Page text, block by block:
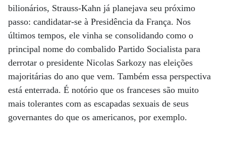
bilionários, Strauss-Kahn já planejava seu próximo
passo: candidatar-se à Presidência da França. Nos
últimos tempos, ele vinha se consolidando como o
principal nome do combalido Partido Socialista para
derrotar o presidente Nicolas Sarkozy nas eleições
majoritárias do ano que vem. Também essa perspectiva
está enterrada. É notório que os franceses são muito
mais tolerantes com as escapadas sexuais de seus
governantes do que os americanos, por exemplo.